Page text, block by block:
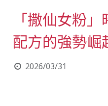
「撒仙女粉
配方的強勢崛
2026/03/31